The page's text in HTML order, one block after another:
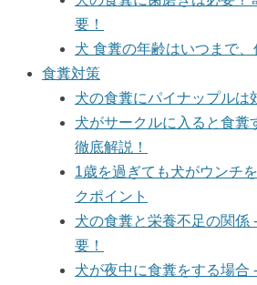
要！
犬 食糞の年齢はいつまで、
食糞対策
犬の食糞にパイナップルは
犬がサークルに入ると食糞
徹底解説！
1歳を過ぎても犬がウンチ
クポイント
犬の食糞と栄養不足の関係
要！
犬が夜中に食糞をする場合